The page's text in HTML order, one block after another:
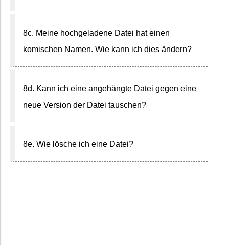
8c. Meine hochgeladene Datei hat einen
komischen Namen. Wie kann ich dies ändern?
8d. Kann ich eine angehängte Datei gegen eine
neue Version der Datei tauschen?
8e. Wie lösche ich eine Datei?